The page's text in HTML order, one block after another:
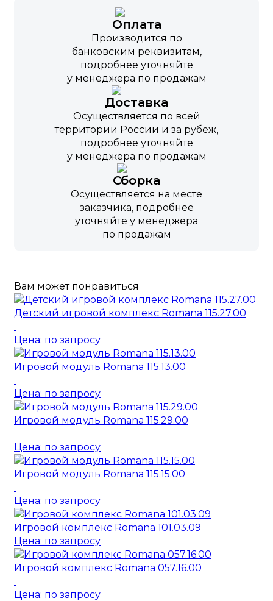
Оплата
Производится по
банковским реквизитам,
подробнее уточняйте
у менеджера по продажам
Доставка
Осуществляется по всей
территории России и за рубеж,
подробнее уточняйте
у менеджера по продажам
Сборка
Осуществляется на месте
заказчика, подробнее
уточняйте у менеджера
по продажам
Вам может понравиться
Детский игровой комплекс Romana 115.27.00
Цена: по запросу
Игровой модуль Romana 115.13.00
Цена: по запросу
Игровой модуль Romana 115.29.00
Цена: по запросу
Игровой модуль Romana 115.15.00
Цена: по запросу
Игровой комплекс Romana 101.03.09
Цена: по запросу
Игровой комплекс Romana 057.16.00
Цена: по запросу